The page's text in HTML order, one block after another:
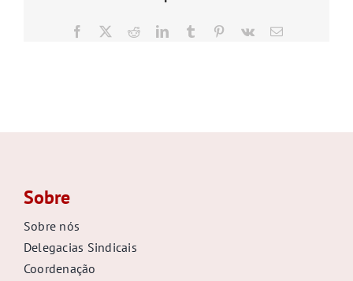
Facebook RedditLinkedInTumblr Pinterest
Vk
E-
Sobre
Sobre nós
Delegacias Sindicais
Coordenação